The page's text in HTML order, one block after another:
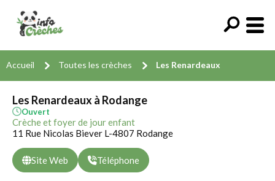
Accueil Toutes les crèches Les Renardeaux
Les Renardeaux à Rodange
Ouvert
Crèche et foyer de jour enfant
11 Rue Nicolas Biever L-4807 Rodange
Site Web Téléphone